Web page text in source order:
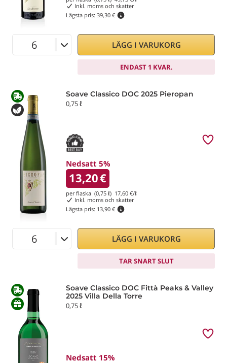
Inkl. moms och skatter
Lägsta pris: 39,30 €
LÄGG I VARUKORG
ENDAST 1 KVAR.
Soave Classico DOC 2025 Pieropan
0,75 ℓ
Nedsatt 5%
13,20€
per flaska (0,75 ℓ) 17,60 €/ℓ
Inkl. moms och skatter
Lägsta pris: 13,90 €
LÄGG I VARUKORG
TAR SNART SLUT
Soave Classico DOC Fittà Peaks & Valley
2025 Villa Della Torre
0,75 ℓ
Nedsatt 15%